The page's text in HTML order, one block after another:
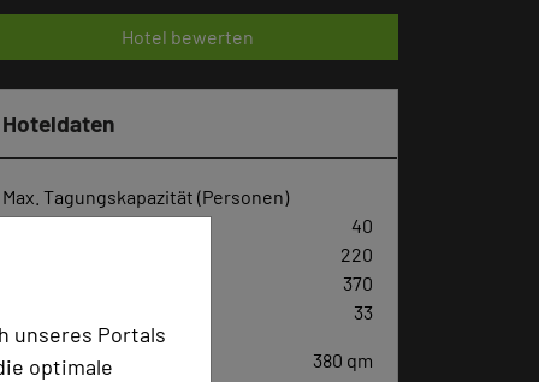
unseres Portals
optimale
Hotel bewerten
Hoteldaten
Max. Tagungskapazität (Personen)
40
220
370
33
Ausstellungsfläche 380 qm